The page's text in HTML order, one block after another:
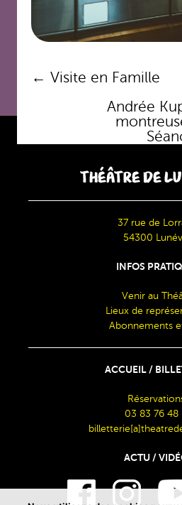
Navigation
← Visite en Famille
Andrée
THÉÂTRE DE
37 rue de
54300
INFOS
Venir au
Lieux de
Abonnements
ACCUEIL /
03 83 76 48
ACTU /